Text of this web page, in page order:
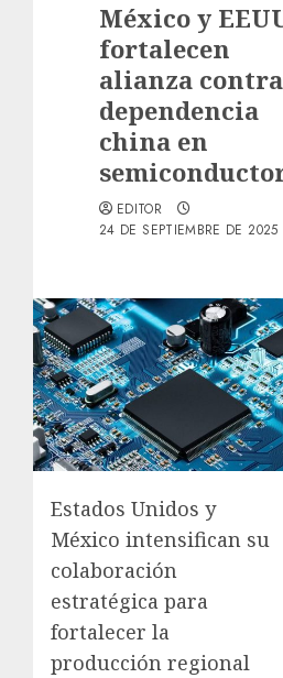
México y
fortalecen
alianza contra
dependencia
china en
EDITOR
24 DE SEPTIEMBRE DE 2025
Estados Unidos y
México intensifican su
colaboración
estratégica para
fortalecer la
producción regional